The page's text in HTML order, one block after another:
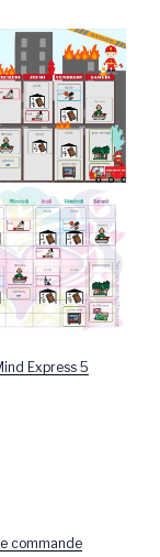
Express 5
commande